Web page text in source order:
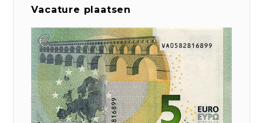
Vacature plaatsen